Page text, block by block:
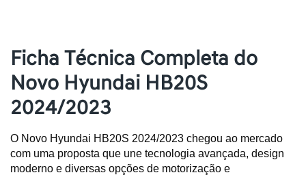
Ficha Técnica Completa do
Novo Hyundai HB20S
2024/2023
O Novo Hyundai HB20S 2024/2023 chegou ao mercado
com uma proposta que une tecnologia avançada, design
moderno e diversas opções de motorização e